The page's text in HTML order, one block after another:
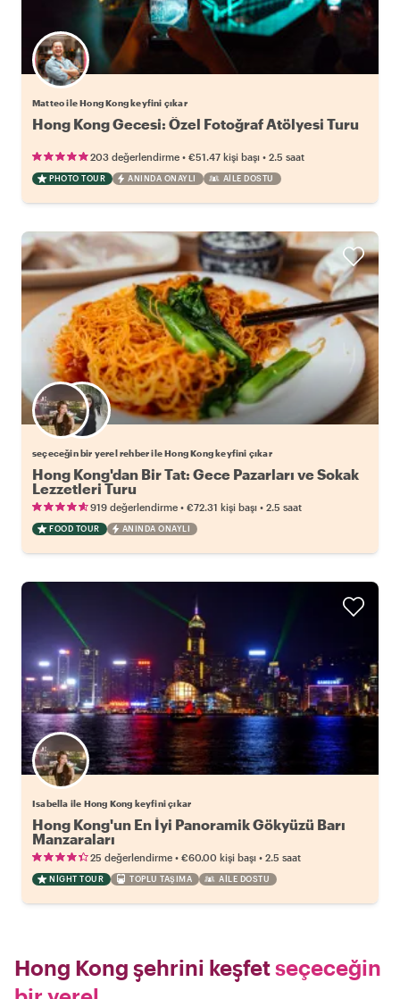
Matteo ile Hong Kong keyfini çıkar
Hong Kong Gecesi: Özel Fotoğraf Atölyesi Turu
203 değerlendirme • €51.47 kişi başı • 2.5 saat
PHOTO TOUR ANINDA ONAYLI AILE DOSTU
Favori yerel rehberini seç
seçeceğin bir yerel rehber ile Hong Kong keyfini çıkar
Hong Kong'dan Bir Tat: Gece Pazarları ve Sokak
Lezzetleri Turu
919 değerlendirme • €72.31 kişi başı • 2.5 saat
FOOD TOUR ANINDA ONAYLI
Isabella ile Hong Kong keyfini çıkar
Hong Kong'un En İyi Panoramik Gökyüzü Barı
Manzaraları
25 değerlendirme • €60.00 kişi başı • 2.5 saat
NIGHT TOUR TOPLU TAŞIMA AILE DOSTU
Hong Kong şehrini keşfetseçeceğin